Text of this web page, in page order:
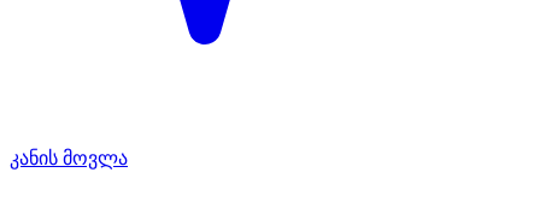
კანის მოვლა